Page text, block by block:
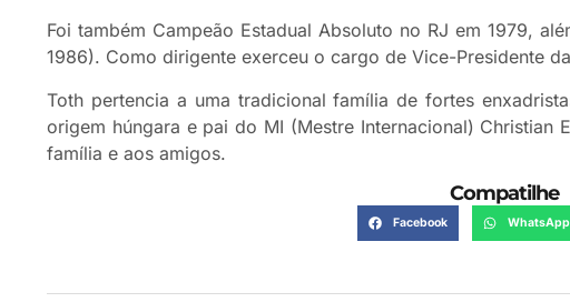
Foi também Campeão Estadual Absoluto no RJ em 1979,
1986). Como dirigente exerceu o cargo de Vice-Presidente
Toth pertencia a uma tradicional família de fortes
origem húngara e pai do MI (Mestre Internacional) Christian
família e aos amigos.
Compatilhe
Facebook WhatsApp